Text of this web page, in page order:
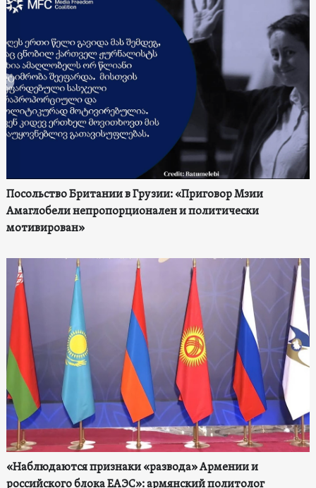
Посольство Британии в Грузии: «Приговор Мзии
Амаглобели непропорционален и политически
мотивирован»
«Наблюдаются признаки «развода» Армении и
российского блока ЕАЭС»: армянский политолог